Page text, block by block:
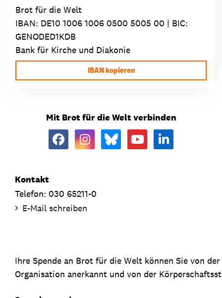
Brot für die Welt
IBAN: DE10 1006 1006 0500 5005 00 | BIC:
GENODED1KDB
Bank für Kirche und Diakonie
IBAN kopieren
Mit Brot für die Welt verbinden
Kontakt
Telefon: 030 65211-0
E-Mail schreiben
Ihre Spende an Brot für die Welt können Sie von
Organisation anerkannt und von der